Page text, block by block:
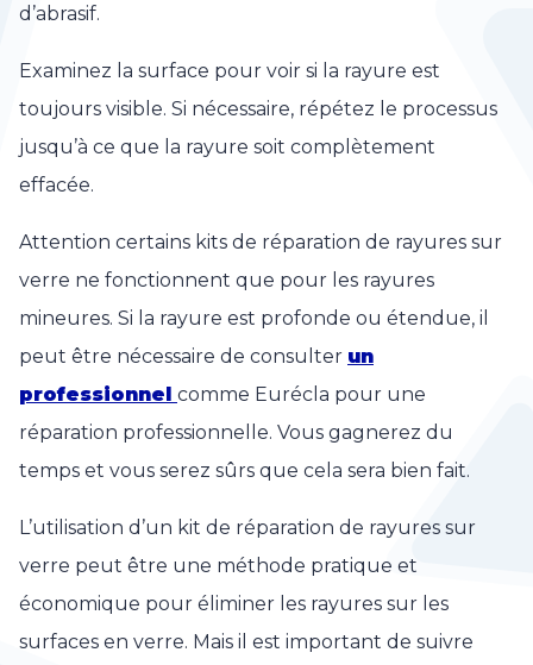
d’abrasif.
Examinez la surface pour voir si la rayure est
toujours visible. Si nécessaire, répétez le processus
jusqu’à ce que la rayure soit complètement
effacée.
Attention certains kits de réparation de rayures sur
verre ne fonctionnent que pour les rayures
mineures. Si la rayure est profonde ou étendue, il
peut être nécessaire de consulter un
professionnel comme Eurécla pour une
réparation professionnelle. Vous gagnerez du
temps et vous serez sûrs que cela sera bien fait.
L’utilisation d’un kit de réparation de rayures sur
verre peut être une méthode pratique et
économique pour éliminer les rayures sur les
surfaces en verre. Mais il est important de suivre